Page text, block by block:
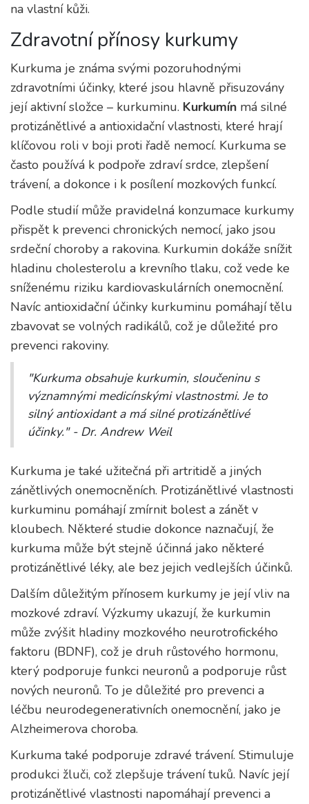
na vlastní kůži.
Zdravotní přínosy kurkumy
Kurkuma je známa svými pozoruhodnými
zdravotními účinky, které jsou hlavně přisuzovány
její aktivní složce – kurkuminu. Kurkumín má silné
protizánětlivé a antioxidační vlastnosti, které hrají
klíčovou roli v boji proti řadě nemocí. Kurkuma se
často používá k podpoře zdraví srdce, zlepšení
trávení, a dokonce i k posílení mozkových funkcí.
Podle studií může pravidelná konzumace kurkumy
přispět k prevenci chronických nemocí, jako jsou
srdeční choroby a rakovina. Kurkumin dokáže snížit
hladinu cholesterolu a krevního tlaku, což vede ke
sníženému riziku kardiovaskulárních onemocnění.
Navíc antioxidační účinky kurkuminu pomáhají tělu
zbavovat se volných radikálů, což je důležité pro
prevenci rakoviny.
"Kurkuma obsahuje kurkumin, sloučeninu s
významnými medicínskými vlastnostmi. Je to
silný antioxidant a má silné protizánětlivé
účinky." - Dr. Andrew Weil
Kurkuma je také užitečná při artritidě a jiných
zánětlivých onemocněních. Protizánětlivé vlastnosti
kurkuminu pomáhají zmírnit bolest a zánět v
kloubech. Některé studie dokonce naznačují, že
kurkuma může být stejně účinná jako některé
protizánětlivé léky, ale bez jejich vedlejších účinků.
Dalším důležitým přínosem kurkumy je její vliv na
mozkové zdraví. Výzkumy ukazují, že kurkumin
může zvýšit hladiny mozkového neurotrofického
faktoru (BDNF), což je druh růstového hormonu,
který podporuje funkci neuronů a podporuje růst
nových neuronů. To je důležité pro prevenci a
léčbu neurodegenerativních onemocnění, jako je
Alzheimerova choroba.
Kurkuma také podporuje zdravé trávení. Stimuluje
produkci žluči, což zlepšuje trávení tuků. Navíc její
protizánětlivé vlastnosti napomáhají prevenci a